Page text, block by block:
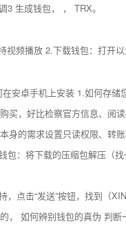
3 生成钱包， ， TRX。
视频播放 2.下载钱包：打开以
安卓手机上安装 1.如何存储
买，好比检察官方信息、阅
身的需求设置只读权限、转
包：将下载的压缩包解压（
，点击“发送”按钮，找到（
， 如何辨别钱包的真伪 判断